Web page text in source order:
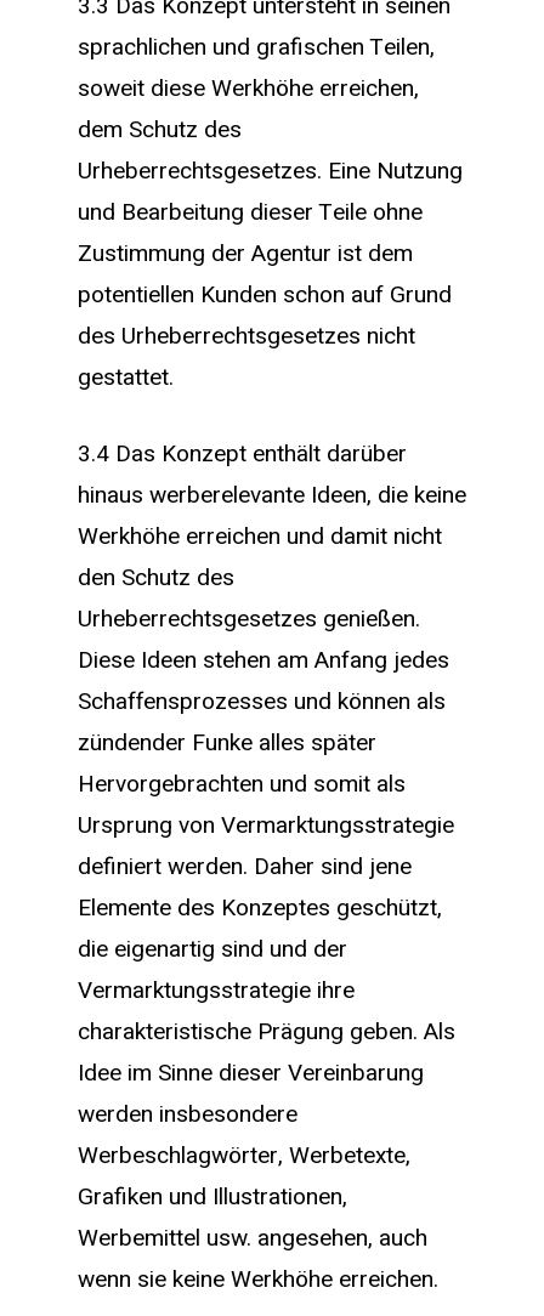
sprachlichen und grafischen Teilen,
soweit diese Werkhöhe erreichen,
dem Schutz des
Urheberrechtsgesetzes. Eine Nutzung
und Bearbeitung dieser Teile ohne
Zustimmung der Agentur ist dem
potentiellen Kunden schon auf Grund
des Urheberrechtsgesetzes nicht
gestattet.
3.4 Das Konzept enthält darüber
hinaus werberelevante Ideen, die keine
Werkhöhe erreichen und damit nicht
den Schutz des
Urheberrechtsgesetzes genießen.
Diese Ideen stehen am Anfang jedes
Schaffensprozesses und können als
zündender Funke alles später
Hervorgebrachten und somit als
Ursprung von Vermarktungsstrategie
definiert werden. Daher sind jene
Elemente des Konzeptes geschützt,
die eigenartig sind und der
Vermarktungsstrategie ihre
charakteristische Prägung geben. Als
Idee im Sinne dieser Vereinbarung
werden insbesondere
Werbeschlagwörter, Werbetexte,
Grafiken und Illustrationen,
Werbemittel usw. angesehen, auch
wenn sie keine Werkhöhe erreichen.